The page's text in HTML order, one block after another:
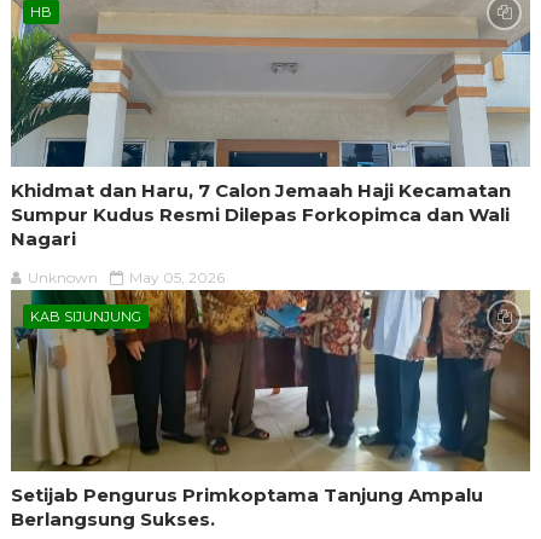
HB
Khidmat dan Haru, 7 Calon Jemaah Haji Kecamatan
Sumpur Kudus Resmi Dilepas Forkopimca dan Wali
Nagari
Unknown May 05, 2026
KAB SIJUNJUNG
Setijab Pengurus Primkoptama Tanjung Ampalu
Berlangsung Sukses.